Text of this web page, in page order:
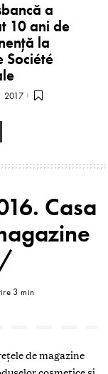
a
10 ani de
la
Société
2017
Casa
3 min
de magazine